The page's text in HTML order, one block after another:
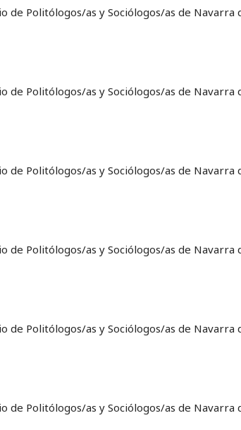
de Politólogos/as y Sociólogos/as de
de Politólogos/as y Sociólogos/as de
de Politólogos/as y Sociólogos/as de
de Politólogos/as y Sociólogos/as de
de Politólogos/as y Sociólogos/as de
de Politólogos/as y Sociólogos/as de